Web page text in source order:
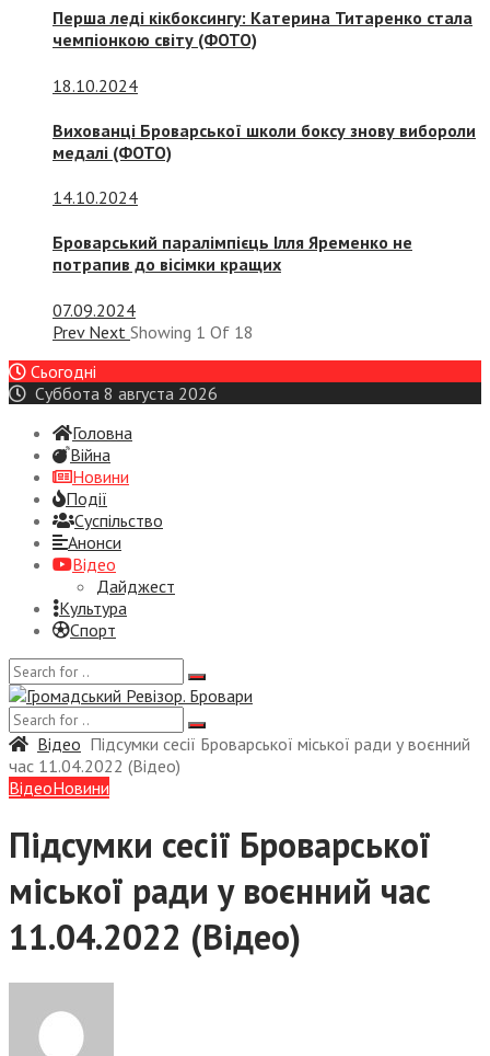
Перша леді кікбоксингу: Катерина Титаренко стала
чемпіонкою світу (ФОТО)
18.10.2024
Вихованці Броварської школи боксу знову вибороли
медалі (ФОТО)
14.10.2024
Броварський паралімпієць Ілля Яременко не
потрапив до вісімки кращих
07.09.2024
Prev Next Showing 1 Of 18
Сьогодні
Суббота 8 августа 2026
Головна
Війна
Новини
Події
Суспiльство
Анонси
Відео
Дайджест
Культура
Спорт
Відео Підсумки сесії Броварської міської ради у воєнний
час 11.04.2022 (Відео)
ВідеоНовини
Підсумки сесії Броварської
міської ради у воєнний час
11.04.2022 (Відео)